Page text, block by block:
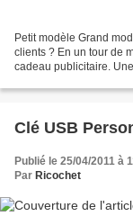
Petit modèle Grand
clients ? En un tour de
cadeau publicitaire.
Clé USB
Publié le 25/04/2011 à
Par Ricochet